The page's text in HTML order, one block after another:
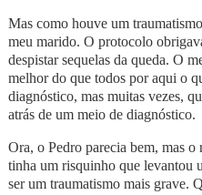
Mas como houve um
meu marido. O protocolo
despistar sequelas da queda. O
melhor do que todos por aqui o
diagnóstico, mas muitas vezes,
atrás de um meio de diagnóstico.
Ora, o Pedro parecia bem, mas
tinha um risquinho que levantou
ser um traumatismo mais grave.